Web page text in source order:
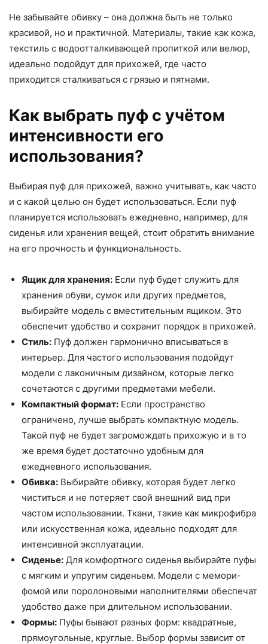
Не забывайте обивку – она должна быть не только
красивой, но и практичной. Материалы, такие как кожа,
текстиль с водоотталкивающей пропиткой или велюр,
идеально подойдут для прихожей, где часто
приходится сталкиваться с грязью и пятнами.
Как выбрать пуф с учётом
интенсивности его
использования?
Выбирая пуф для прихожей, важно учитывать, как часто
и с какой целью он будет использоваться. Если пуф
планируется использовать ежедневно, например, для
сиденья или хранения вещей, стоит обратить внимание
на его прочность и функциональность.
Ящик для хранения: Если пуф будет служить для
хранения обуви, сумок или других предметов,
выбирайте модель с вместительным ящиком. Это
обеспечит удобство и сохранит порядок в прихожей.
Стиль: Пуф должен гармонично вписываться в
интерьер. Для частого использования подойдут
модели с лаконичным дизайном, которые легко
сочетаются с другими предметами мебели.
Компактный формат: Если пространство
ограничено, лучше выбрать компактную модель.
Такой пуф не будет загромождать прихожую и в то
же время будет достаточно удобным для
ежедневного использования.
Обивка: Выбирайте обивку, которая будет легко
чиститься и не потеряет свой внешний вид при
частом использовании. Ткани, такие как микрофибра
или искусственная кожа, идеально подходят для
интенсивной эксплуатации.
Сиденье: Для комфортного сиденья выбирайте пуфы
с мягким и упругим сиденьем. Модели с мемори-
фомой или поролоновыми наполнителями обеспечат
удобство даже при длительном использовании.
Формы: Пуфы бывают разных форм: квадратные,
прямоугольные, круглые. Выбор формы зависит от